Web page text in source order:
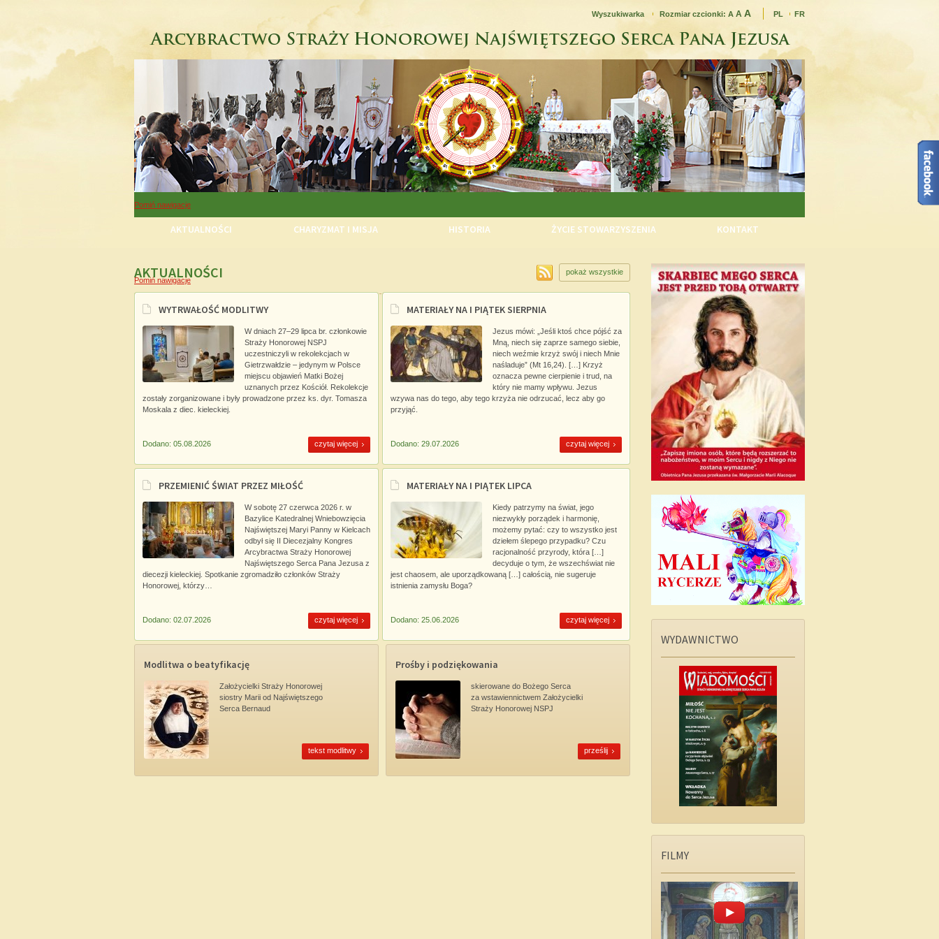
Wyszukiwarka Rozmiar czcionki: A A A PL FR
Pomiń nawigacje
AKTUALNOŚCI CHARYZMAT I MISJA HISTORIA ŻYCIE STOWARZYSZENIA KONTAKT
Pomiń nawigacje
AKTUALNOŚCI pokaż wszystkie
WYTRWAŁOŚĆ MODLITWY
W dniach 27–29 lipca br. członkowie
Straży Honorowej NSPJ
uczestniczyli w rekolekcjach w
Gietrzwałdzie – jedynym w Polsce
miejscu objawień Matki Bożej
uznanych przez Kościół. Rekolekcje
zostały zorganizowane i były prowadzone przez ks. dyr. Tomasza
Moskala z diec. kieleckiej.
Dodano: 05.08.2026 czytaj więcej
MATERIAŁY NA I PIĄTEK SIERPNIA
Jezus mówi: „Jeśli ktoś chce pójść za
Mną, niech się zaprze samego siebie,
niech weźmie krzyż swój i niech Mnie
naśladuje” (Mt 16,24). […] Krzyż
oznacza pewne cierpienie i trud, na
który nie mamy wpływu. Jezus
wzywa nas do tego, aby tego krzyża nie odrzucać, lecz aby go
przyjąć.
Dodano: 29.07.2026 czytaj więcej
PRZEMIENIĆ ŚWIAT PRZEZ MIŁOŚĆ
W sobotę 27 czerwca 2026 r. w
Bazylice Katedralnej Wniebowzięcia
Najświętszej Maryi Panny w Kielcach
odbył się II Diecezjalny Kongres
Arcybractwa Straży Honorowej
Najświętszego Serca Pana Jezusa z
diecezji kieleckiej. Spotkanie zgromadziło członków Straży
Honorowej, którzy…
Dodano: 02.07.2026 czytaj więcej
MATERIAŁY NA I PIĄTEK LIPCA
Kiedy patrzymy na świat, jego
niezwykły porządek i harmonię,
możemy pytać: czy to wszystko jest
dziełem ślepego przypadku? Czu
racjonalność przyrody, która […]
decyduje o tym, że wszechświat nie
jest chaosem, ale uporządkowaną […] całością, nie sugeruje
istnienia zamysłu Boga?
Dodano: 25.06.2026 czytaj więcej
Modlitwa o beatyfikację
Założycielki Straży Honorowej
siostry Marii od Najświętszego
Serca Bernaud
tekst modlitwy
Prośby i podziękowania
skierowane do Bożego Serca
za wstawiennictwem Założycielki
Straży Honorowej NSPJ
prześlij
WYDAWNICTWO
FILMY